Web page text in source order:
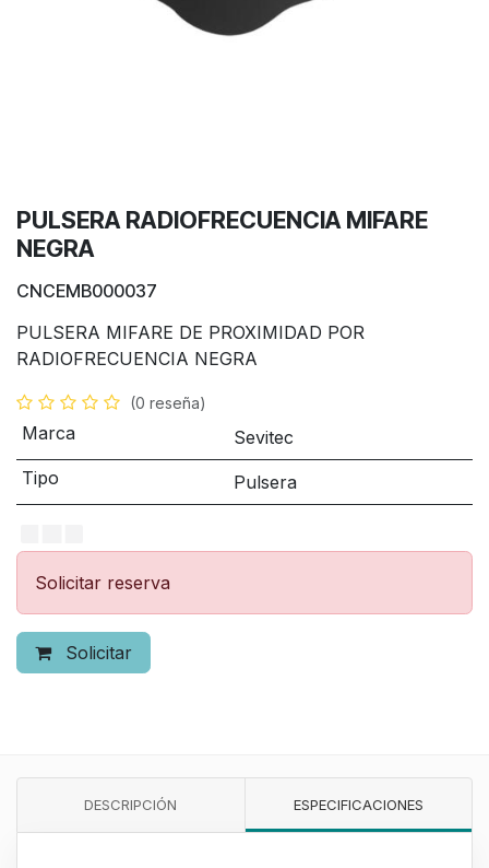
PULSERA RADIOFRECUENCIA MIFARE
NEGRA
CNCEMB000037
PULSERA MIFARE DE PROXIMIDAD POR
RADIOFRECUENCIA NEGRA
(0 reseña)
Marca
Sevitec
Tipo
Pulsera
Solicitar reserva
Solicitar
DESCRIPCIÓN ESPECIFICACIONES